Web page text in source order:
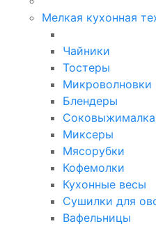
Мелкая кухонная
Чайники
Тостеры
Микроволновки
Блендеры
Соковыжималка
Миксеры
Мясорубки
Кофемолки
Кухонные весы
Сушилки для
Вафельницы